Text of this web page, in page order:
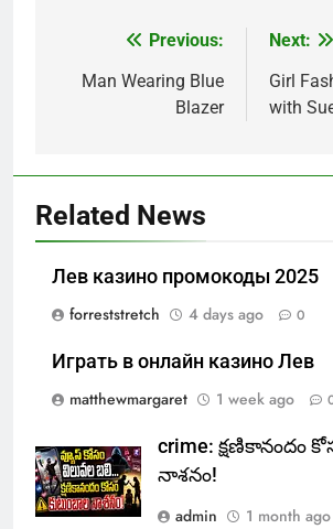
navigation
Previous:
Man Wearing Blue
Blazer
Next:
Girl
with
Related News
Лев казино промокоды 2025
forreststretch
4 days ago 0
Играть в онлайн казино Лев
matthewmargaret
1 week ago
crime: క్షణికానందం
నాశనం!
admin
1 month ago